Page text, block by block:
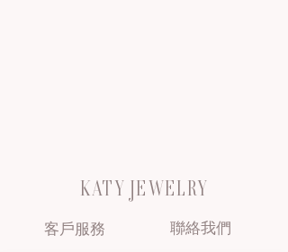
KATY JEWELRY
客戶服務 聯絡我們